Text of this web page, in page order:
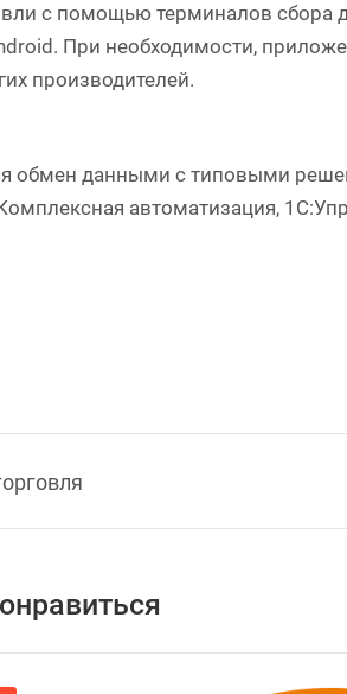
с помощью терминалов
При необходимости,
производителей.
данными с типовыми
автоматизация,